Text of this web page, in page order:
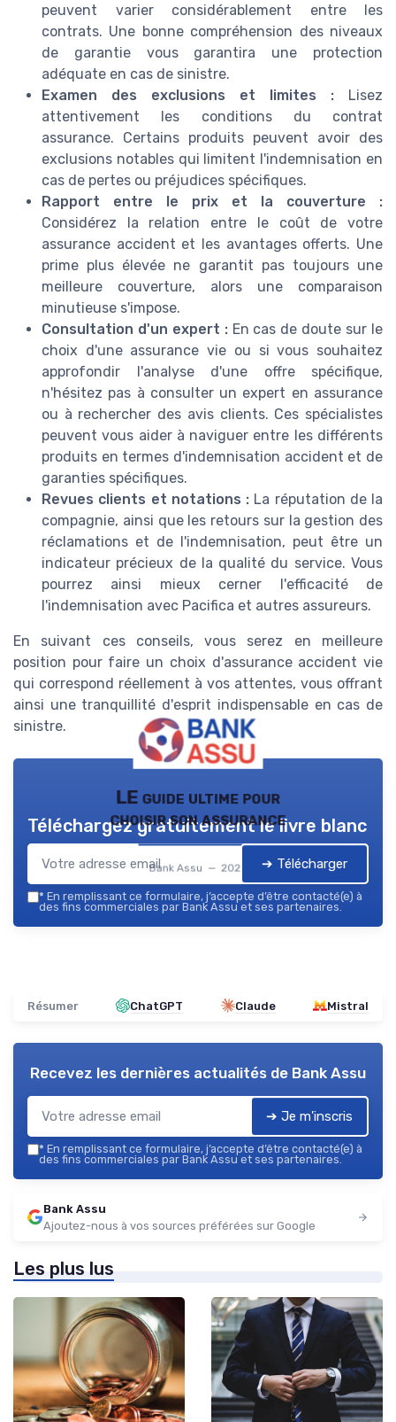
peuvent varier considérablement entre les
contrats. Une bonne compréhension des niveaux
de garantie vous garantira une protection
adéquate en cas de sinistre.
Examen des exclusions et limites : Lisez
attentivement les conditions du contrat
assurance. Certains produits peuvent avoir des
exclusions notables qui limitent l'indemnisation en
cas de pertes ou préjudices spécifiques.
Rapport entre le prix et la couverture :
Considérez la relation entre le coût de votre
assurance accident et les avantages offerts. Une
prime plus élevée ne garantit pas toujours une
meilleure couverture, alors une comparaison
minutieuse s'impose.
Consultation d'un expert :En cas de doute sur le
choix d'une assurance vie ou si vous souhaitez
approfondir l'analyse d'une offre spécifique,
n'hésitez pas à consulter un expert en assurance
ou à rechercher des avis clients. Ces spécialistes
peuvent vous aider à naviguer entre les différents
produits en termes d'indemnisation accident et de
garanties spécifiques.
Revues clients et notations : La réputation de la
compagnie, ainsi que les retours sur la gestion des
réclamations et de l'indemnisation, peut être un
indicateur précieux de la qualité du service. Vous
pourrez ainsi mieux cerner l'efficacité de
l'indemnisation avec Pacifica et autres assureurs.
En suivant ces conseils, vous serez en meilleure
position pour faire un choix d'assurance accident vie
qui correspond réellement à vos attentes, vous offrant
ainsi une tranquillité d'esprit indispensable en cas de
sinistre.
LE guide ultime pour
choisir son assurance
Bank Assu — 2026
Téléchargez gratuitement le livre blanc
➔ Télécharger
* En remplissant ce formulaire, j’accepte d’être contacté(e) à
des fins commerciales par Bank Assu et ses partenaires.
Résumer ChatGPT Claude Mistral
Recevez les dernières actualités de Bank Assu
➔ Je m'inscris
* En remplissant ce formulaire, j’accepte d’être contacté(e) à
des fins commerciales par Bank Assu et ses partenaires.
Bank Assu
Ajoutez-nous à vos sources préférées sur Google
Les plus lus